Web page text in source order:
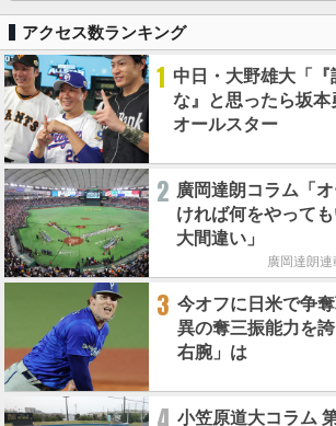
アクセス数ランキング
1 中日・大野雄大「
な』と思ったら坂本
オールスター
2 廣岡達朗コラム「
ければ何をやって
大間違い」
廣岡達朗
3 今オフに日米で争
異の奪三振能力を
右腕」は
小笠原道大コラム